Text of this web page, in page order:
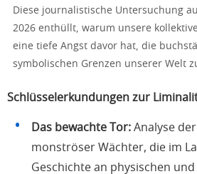
Diese journalistische Untersuchung
2026 enthüllt, warum unsere
eine tiefe Angst davor hat, die
symbolischen Grenzen unserer Welt
Schlüsselerkundungen zur
Das bewachte Tor: Analyse
monströser Wächter, die im
Geschichte an physischen